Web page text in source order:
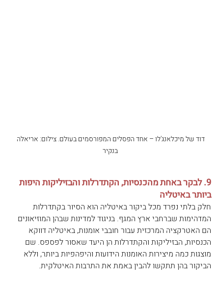
דוד של מיכלאנג'לו – אחד הפסלים המפורסמים בעולם. צילום: אריאלה
בנקיר
9. לבקר באחת מהכנסיות, הקתדרלות והבזיליקות היפות
ביותר באיטליה
חלק בלתי נפרד מכל ביקור באיטליה הוא הסיור בקתדרלות
המדהימות שברחבי ארץ המגף. בניגוד למדינות שבהן המוזיאונים
הם האטרקציה המרכזית עבור חובבי אומנות, באיטליה דווקא
הכנסיות, הבזיליקות והקתדרלות הן היעד שאסור לפספס. שם
מוצגות כמה מיצירות האומנות הידועות והיפהפיות ביותר, וללא
הביקור בהן תתקשו להבין באמת את התרבות האיטלקית.